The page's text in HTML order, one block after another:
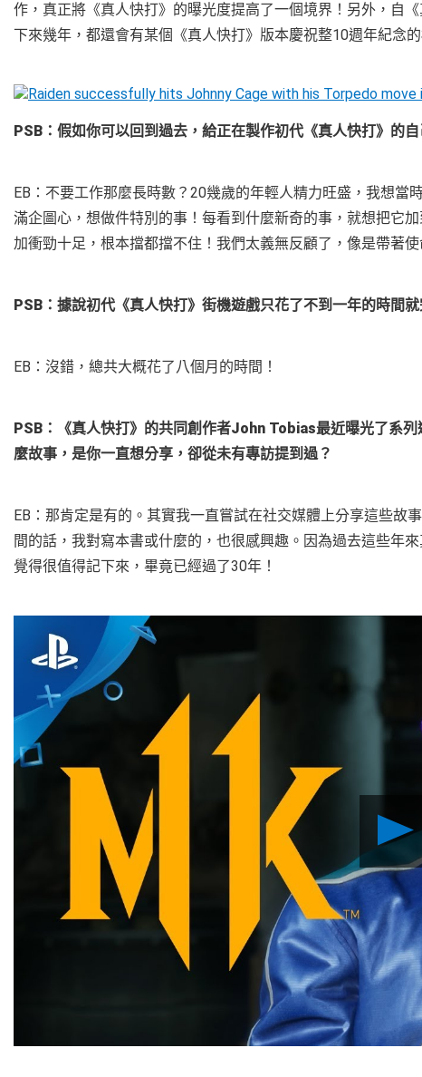
作，真正將《真人快打》的曝光度提高了一個境界！另外，自
下來幾年，都還會有某個《真人快打》版本慶祝整10週年紀念的
PSB：假如你可以回到過去，給正在製作初代《真人快打》的
EB：不要工作那麼長時數？20幾歲的年輕人精力旺盛，我想
滿企圖心，想做件特別的事！每看到什麼新奇的事，就想把它
加衝勁十足，根本擋都擋不住！我們太義無反顧了，像是帶著使
PSB：據說初代《真人快打》街機遊戲只花了不到一年的時間
EB：沒錯，總共大概花了八個月的時間！
PSB：《真人快打》的共同創作者John Tobias最近曝光了系
麼故事，是你一直想分享，卻從未有專訪提到過？
EB：那肯定是有的。其實我一直嘗試在社交媒體上分享這些故
間的話，我對寫本書或什麼的，也很感興趣。因為過去這些年
覺得很值得記下來，畢竟已經過了30年！